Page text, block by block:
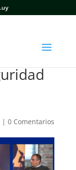
| 0 Comentarios